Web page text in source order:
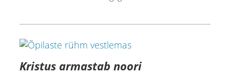
Kristus armastab noori